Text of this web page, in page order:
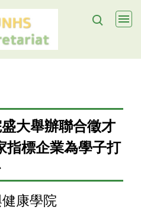
大舉辦聯合徵才
指標企業為學子打
康學院